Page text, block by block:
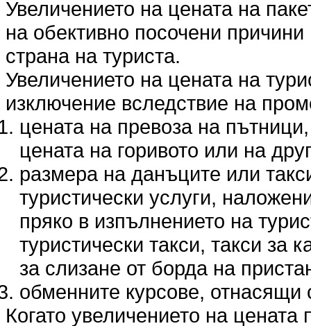
Увеличението на цената на
на обективно посочени
страна на туриста.
Увеличението на цената на
изключение вследствие на
цената на превоза на
цената на горивото или на
размера на данъците или
туристически услуги,
пряко в изпълнението на
туристически такси, такси за
за слизане от борда на
обменните курсове, отнасящи
Когато увеличението на